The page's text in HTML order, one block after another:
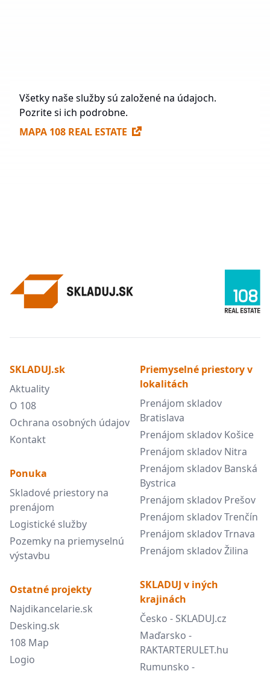
Všetky naše služby sú založené na údajoch.
Pozrite si ich podrobne.
MAPA 108 REAL ESTATE
SKLADUJ.sk
Aktuality
O 108
Ochrana osobných údajov
Kontakt
Ponuka
Skladové priestory na
prenájom
Logistické služby
Pozemky na priemyselnú
výstavbu
Ostatné projekty
Najdikancelarie.sk
Desking.sk
108 Map
Logio
Priemyselné priestory v
lokalitách
Prenájom skladov
Bratislava
Prenájom skladov Košice
Prenájom skladov Nitra
Prenájom skladov Banská
Bystrica
Prenájom skladov Prešov
Prenájom skladov Trenčín
Prenájom skladov Trnava
Prenájom skladov Žilina
SKLADUJ v iných
krajinách
Česko - SKLADUJ.cz
Maďarsko -
RAKTARTERULET.hu
Rumunsko -